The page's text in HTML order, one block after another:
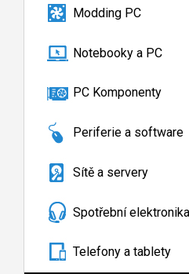
Modding PC
Notebooky a PC
PC Komponenty
Periferie a software
Sítě a servery
Spotřební elektronika
Telefony a tablety